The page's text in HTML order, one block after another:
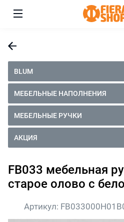
BLUM
МЕБЕЛЬНЫЕ НАПОЛНЕНИЯ
МЕБЕЛЬНЫЕ РУЧКИ
АКЦИЯ
FB033 мебельная
старое олово с
Артикул: